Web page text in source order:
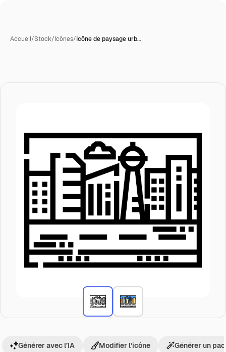
Accueil/Stock/Icônes/Icône de paysage urb…
Générer avec l’IA Modifier l’icône Générer un